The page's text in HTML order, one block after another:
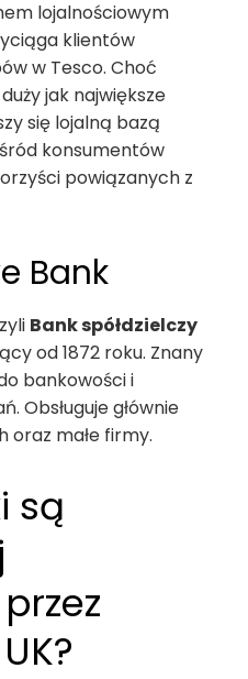
lojalnościowym
klientów
w Tesco. Choć
jak największe
się lojalną bazą
konsumentów
powiązanych z
Bank
Bank spółdzielczy
od 1872 roku. Znany
bankowości i
Obsługuje głównie
oraz małe firmy.
są